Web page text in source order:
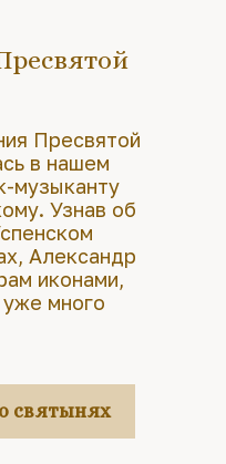
Пресвятой
в нашем
музыканту
Узнав об
Александр
иконами,
много
святынях